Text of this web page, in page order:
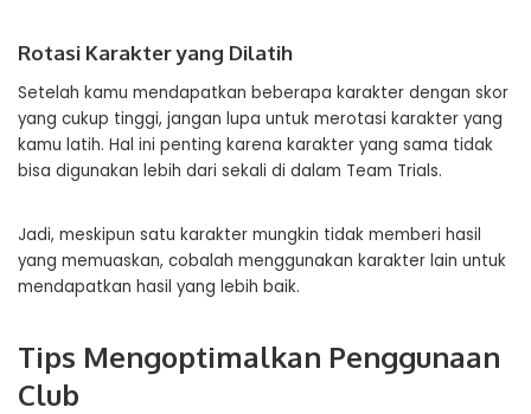
Rotasi Karakter yang Dilatih
Setelah kamu mendapatkan beberapa karakter dengan skor
yang cukup tinggi, jangan lupa untuk merotasi karakter yang
kamu latih. Hal ini penting karena karakter yang sama tidak
bisa digunakan lebih dari sekali di dalam Team Trials.
Jadi, meskipun satu karakter mungkin tidak memberi hasil
yang memuaskan, cobalah menggunakan karakter lain untuk
mendapatkan hasil yang lebih baik.
Tips Mengoptimalkan Penggunaan
Club